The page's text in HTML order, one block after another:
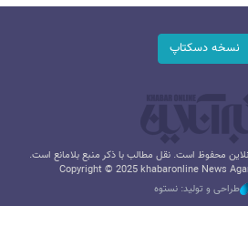
نسخه دسکتاپ
محفوظ است. نقل مطالب با ذکر منبع بلامانع است.
Copyright © 2025 khabaronline News
طراحی و تولید: نستوه